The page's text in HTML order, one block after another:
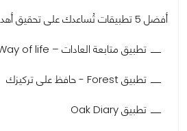
أفضل 5 تطبيقات تُساعدك على تحقيق أهدافك في 2023
تطبيق متابعة العادات – Way of life
تطبيق Forest‏ - حافظ على تركيزك
تطبيق Oak Diary